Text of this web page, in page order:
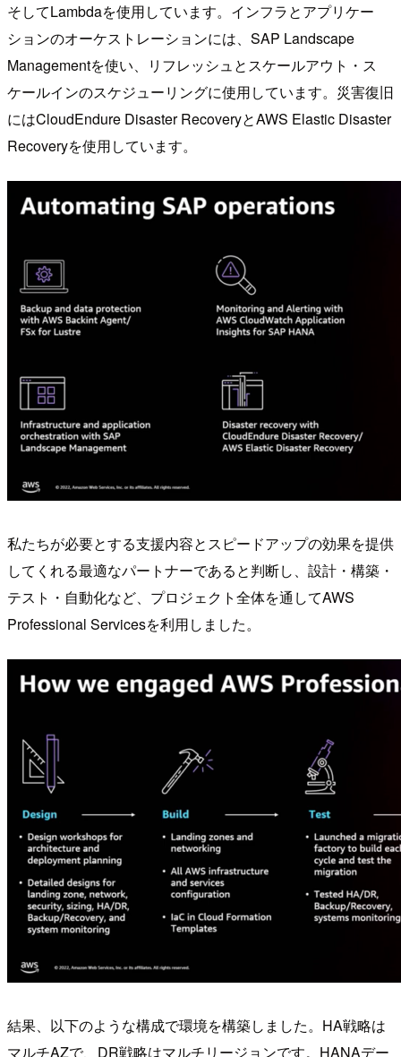
そしてLambdaを使用しています。インフラとアプリケー
ションのオーケストレーションには、SAP Landscape
Managementを使い、リフレッシュとスケールアウト・ス
ケールインのスケジューリングに使用しています。災害復旧
にはCloudEndure Disaster RecoveryとAWS Elastic Disaster
Recoveryを使用しています。
私たちが必要とする支援内容とスピードアップの効果を提供
してくれる最適なパートナーであると判断し、設計・構築・
テスト・自動化など、プロジェクト全体を通してAWS
Professional Servicesを利用しました。
結果、以下のような構成で環境を構築しました。HA戦略は
マルチAZで、DR戦略はマルチリージョンです。HANAデー